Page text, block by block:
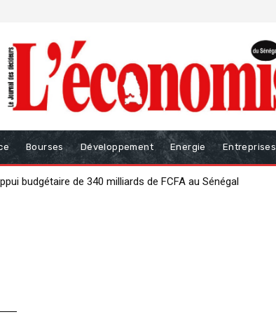
Bourses Développement Energie Entreprises
budgétaire de 340 milliards de FCFA au Sénégal
renforcer la gouvernance des finances publiques